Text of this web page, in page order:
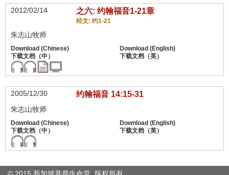
2012/02/14 之六: 约翰福音1-21章
经文: 约1-21
朱志山牧师
2005/12/30 约翰福音 14:15-31
朱志山牧师